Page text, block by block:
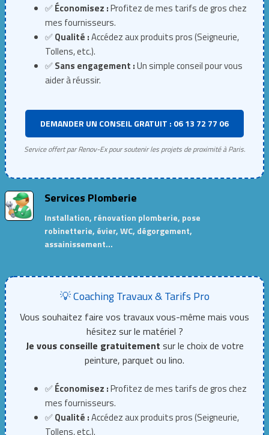
✅Économisez :Profitez de mes tarifs de gros chez
mes fournisseurs.
✅Qualité :Accédez aux produits pros (Seigneurie,
Tollens, etc.).
✅Sans engagement :Un simple conseil pour vous
aider à réussir.
DEMANDER UN CONSEIL GRATUIT : 06 13 72 77 06
Service offert par Renov-Ex pour soutenir les projets de proximité à Paris.
Services Plomberie
Installation, rénovation plomberie, pose
robinetterie, évier, WC, dégorgement,
assainissement…
💡 Coaching Travaux & Tarifs Pro
Vous souhaitez faire vos travaux vous-même mais vous
hésitez sur le matériel ?
Je vous conseille gratuitement sur le choix de votre
peinture, parquet ou lino.
✅Économisez :Profitez de mes tarifs de gros chez
mes fournisseurs.
✅Qualité :Accédez aux produits pros (Seigneurie,
Tollens, etc.).